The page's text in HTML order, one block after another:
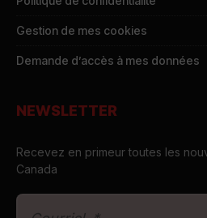
Gestion de mes cookies
Demande d’accès à mes données
NEWSLETTER
Recevez en primeur toutes les
Canada